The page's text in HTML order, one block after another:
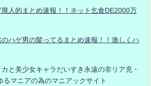
人的まとめ速報！！ネット乞食DE2000万
のハゲ男の髪ってるまとめ速報！！激しくハ
と美少女キャラだいすき永遠の非リア充・
るマニアの為のマニアックサイト